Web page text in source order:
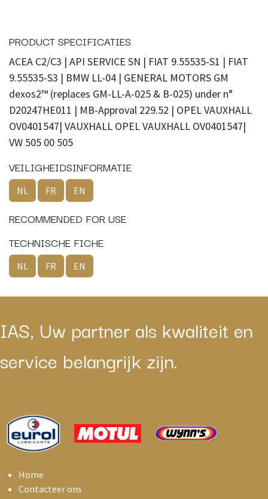
PRODUCT SPECIFICATIES
ACEA C2/C3 | API SERVICE SN | FIAT 9.55535-S1 | FIAT
9.55535-S3 | BMW LL-04 | GENERAL MOTORS GM
dexos2™ (replaces GM-LL-A-025 & B-025) under n°
D20247HE011 | MB-Approval 229.52 | OPEL VAUXHALL
OV0401547| VAUXHALL OPEL VAUXHALL OV0401547|
VW 505 00 505
VEILIGHEIDSINFORMATIE
NL FR EN
RECOMMENDED FOR USE
TECHNISCHE FICHE
NL FR EN
IAS, Uw partner als kwaliteit en
service belangrijk zijn.
Home
Contacteer ons